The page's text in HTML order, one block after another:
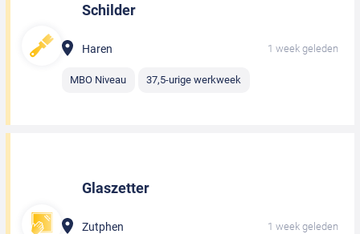
Schilder
Haren 1 week geleden
MBO Niveau 37,5-urige werkweek
Glaszetter
Zutphen 1 week geleden